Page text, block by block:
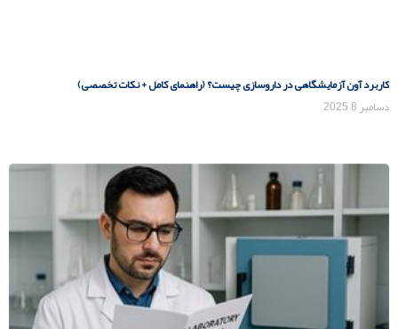
کاربرد آون آزمایشگاهی در داروسازی چیست؟ (راهنمای کامل + نکات تخصصی)
دسامبر 8, 2025